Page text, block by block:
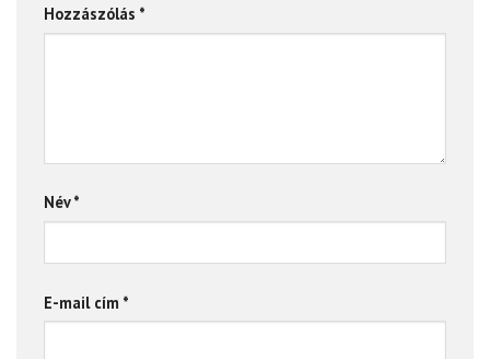
Hozzászólás *
Név*
E-mail cím *